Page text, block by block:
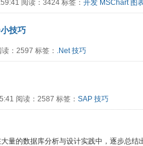
阅读：3424 标签： 开发 MSChart 图
技巧
：2597 标签： .Net 技巧
阅读：2587 标签： SAP 技巧
量的数据库分析与设计实践中，逐步总